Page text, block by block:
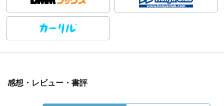
感想・レビュー・書評